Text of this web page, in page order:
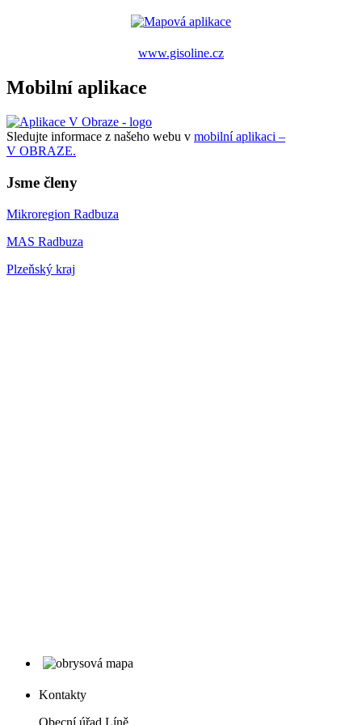
www.gisoline.cz
Mobilní aplikace
Sledujte informace z našeho webu v mobilní aplikaci –
V OBRAZE.
Jsme členy
Mikroregion Radbuza
MAS Radbuza
Plzeňský kraj
Kontakty
Obecní úřad Líně